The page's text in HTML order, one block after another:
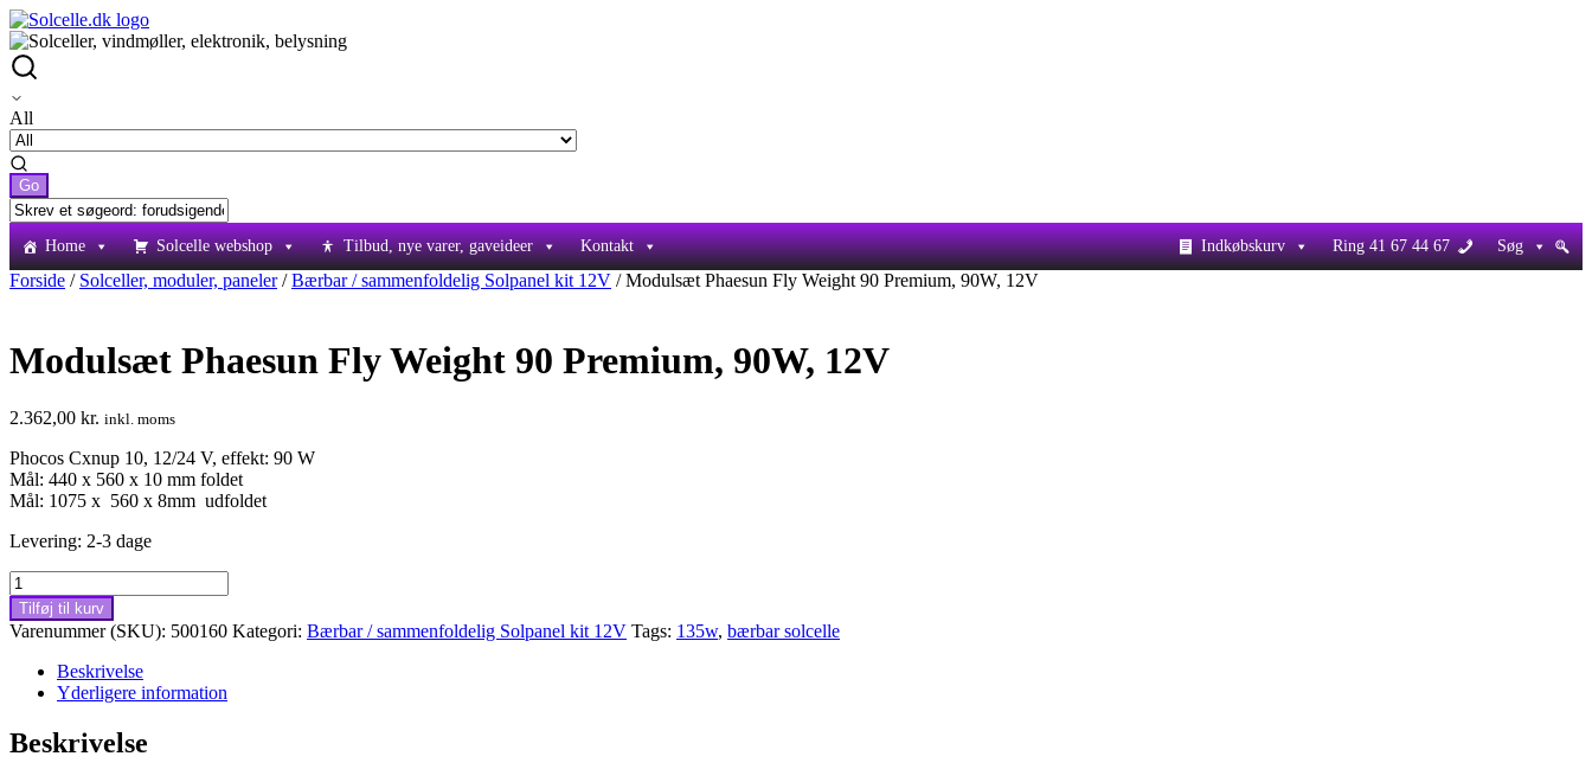
All
Home Solcelle webshop Tilbud, nye varer, gaveideer Kontakt Søg
Ring 41 67 44 67
Indkøbskurv
Forside / Solceller, moduler, paneler/Bærbar / sammenfoldelig Solpanel kit 12V / Modulsæt Phaesun Fly Weight 90 Premium, 90W, 12V
Modulsæt Phaesun Fly Weight 90 Premium, 90W, 12V
2.362,00 kr. inkl. moms
Phocos Cxnup 10, 12/24 V, effekt: 90 W
Mål: 440 x 560 x 10 mm foldet
Mål: 1075 x 560 x 8mm udfoldet
Levering: 2-3 dage
Modulsæt
Phaesun
Fly
Weight
Premium,
12V
antal
Tilføj til kurv
Varenummer (SKU): 500160 Kategori: Bærbar / sammenfoldelig Solpanel kit 12V Tags: 135w, bærbar solcelle
Beskrivelse
Yderligere information
Beskrivelse